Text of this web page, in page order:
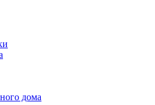
дома